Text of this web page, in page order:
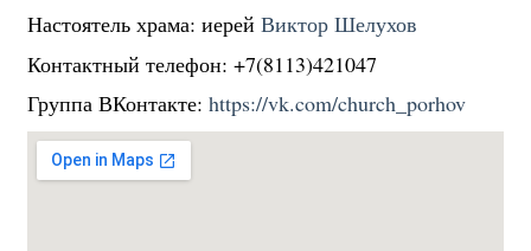
Настоятель храма: иерей Виктор Шелухов
Контактный телефон: +7(8113)421047
Группа ВКонтакте: https://vk.com/church_porhov